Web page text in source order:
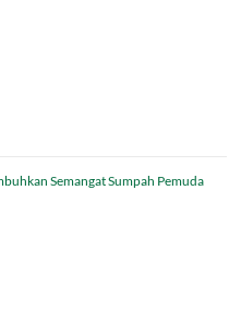
Semangat Sumpah Pemuda